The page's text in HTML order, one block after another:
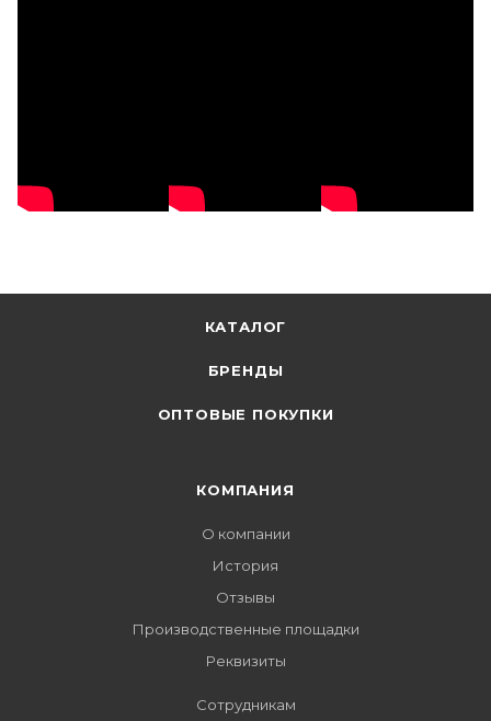
КАТАЛОГ
БРЕНДЫ
ОПТОВЫЕ ПОКУПКИ
КОМПАНИЯ
О компании
История
Отзывы
Производственные площадки
Реквизиты
Сотрудникам